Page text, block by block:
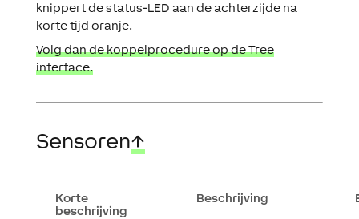
knippert de status-LED aan de achterzijde na
korte tijd oranje.
Volg dan de koppelprocedure op de Tree
interface.
Sensoren↑
Korte
beschrijving
Beschrijving